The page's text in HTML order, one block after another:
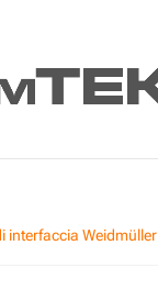
interfaccia Weidmüller